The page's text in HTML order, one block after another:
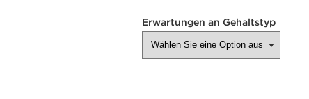
Erwartungen an Gehaltstyp